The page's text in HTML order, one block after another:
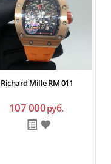
Richard Mille RM 011
107 000руб.